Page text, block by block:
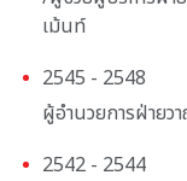
เม้นท์
2545 - 2548
ผู้อำนวยการฝ่าย
2542 - 2544